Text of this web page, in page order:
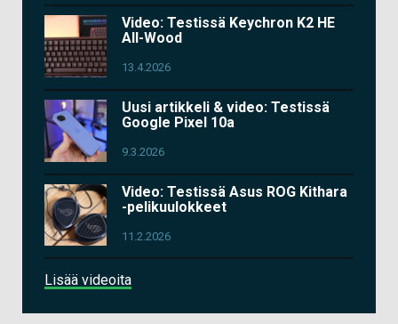
Video: Testissä Keychron K2 HE
All-Wood
13.4.2026
Uusi artikkeli & video: Testissä
Google Pixel 10a
9.3.2026
Video: Testissä Asus ROG Kithara
-pelikuulokkeet
11.2.2026
Lisää videoita